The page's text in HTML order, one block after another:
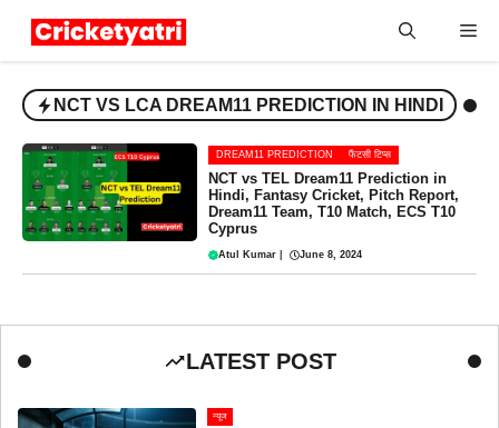
NCT VS LCA DREAM11 PREDICTION IN HINDI
DREAM11 PREDICTION फैंटसी टिप्स
NCT vs TEL Dream11 Prediction in
Hindi, Fantasy Cricket, Pitch Report,
Dream11 Team, T10 Match, ECS T10
Cyprus
Atul Kumar June 8, 2024
LATEST POST
न्यूज